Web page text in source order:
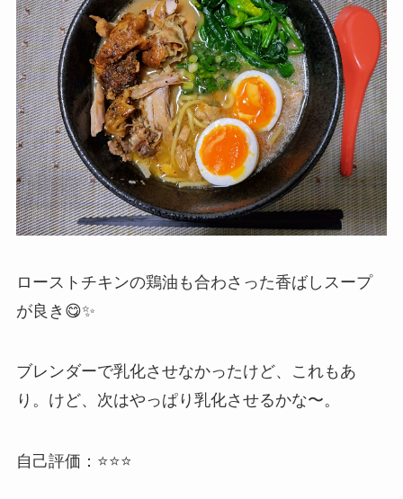
ローストチキンの鶏油も合わさった香ばしスープ
が良き😋✨
ブレンダーで乳化させなかったけど、これもあ
り。けど、次はやっぱり乳化させるかな〜。
自己評価：⭐⭐⭐